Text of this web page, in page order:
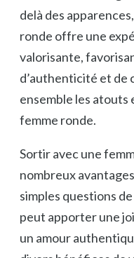
delà des
ronde offre une
valorisante,
d’authenticité et de
ensemble les
femme ronde.
Sortir avec une
nombreux
simples questions
peut apporter une
un amour